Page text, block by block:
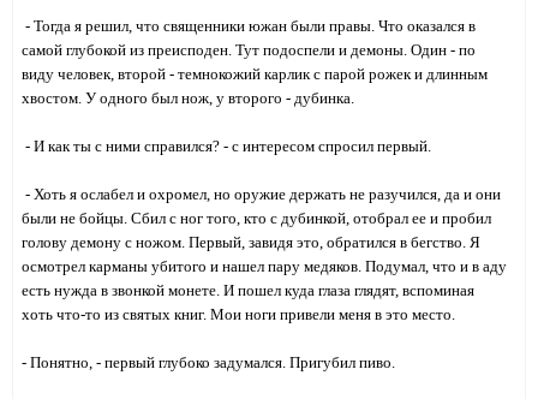
- Тогда я решил, что священники южан были правы. Что оказался в
самой глубокой из преисподен. Тут подоспели и демоны. Один - по
виду человек, второй - темнокожий карлик с парой рожек и длинным
хвостом. У одного был нож, у второго - дубинка.
- И как ты с ними справился? - с интересом спросил первый.
- Хоть я ослабел и охромел, но оружие держать не разучился, да и они
были не бойцы. Сбил с ног того, кто с дубинкой, отобрал ее и пробил
голову демону с ножом. Первый, завидя это, обратился в бегство. Я
осмотрел карманы убитого и нашел пару медяков. Подумал, что и в аду
есть нужда в звонкой монете. И пошел куда глаза глядят, вспоминая
хоть что-то из святых книг. Мои ноги привели меня в это место.
- Понятно, - первый глубоко задумался. Пригубил пиво.